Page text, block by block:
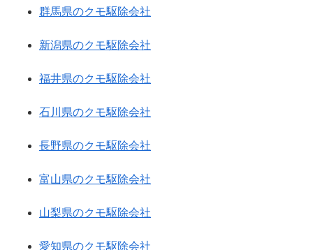
群馬県のクモ駆除会社
新潟県のクモ駆除会社
福井県のクモ駆除会社
石川県のクモ駆除会社
長野県のクモ駆除会社
富山県のクモ駆除会社
山梨県のクモ駆除会社
愛知県のクモ駆除会社